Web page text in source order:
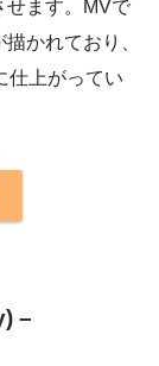
せます。MVで
かれており、
仕上がってい
–